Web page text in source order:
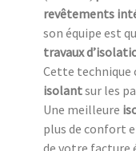
revêtements
son équipe est
travaux
Cette technique
isolantsur les
Une meilleure
plus de confort
de votre facture